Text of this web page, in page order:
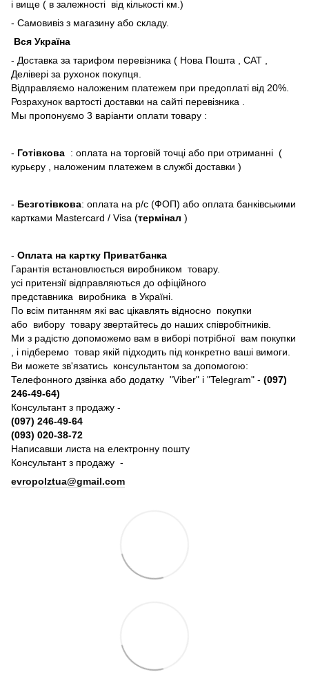
і вище ( в залежності від кількості км.)
- Самовивіз з магазину або складу.
Вся Україна
- Доставка за тарифом перевізника ( Нова Пошта , САТ ,
Делівері за рухонок покупця.
Відправляємо наложеним платежем при предоплаті від 20%.
Розрахунок вартості доставки на сайті перевізника .
Мы пропонуємо 3 варіанти оплати товару :
- Готівкова : оплата на торговій точці або при отриманні (
курьєру , наложеним платежем в службі доставки )
- Безготівкова: оплата на р/с (ФОП) або оплата банківськими
картками Mastercard / Visa (термінал )
- Оплата на картку Приватбанка
Гарантія встановлюється виробником товару.
усі притензії відправляються до офіційного
представника виробника в Україні.
По всім питанням які вас цікавлять відносно покупки
або вибору товару звертайтесь до наших співробітників.
Ми з радістю допоможемо вам в виборі потрібної вам покупки
, і підберемо товар якій підходить під конкретно ваші вимоги.
Ви можете зв'язатись консультантом за допомогою:
Телефонного дзвінка або додатку "Viber" і "Telegram" - (097)
246-49-64)
Консультант з продажу -
(097) 246-49-64
(093) 020-38-72
Написавши листа на електронну пошту
Консультант з продажу -
evropolztua@gmail.com